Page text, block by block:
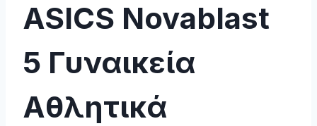
ASICS Novablast
5 Γυναικεία
Αθλητικά